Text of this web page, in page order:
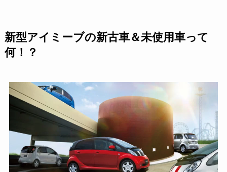
新型アイミーブの新古車＆未使用車って
何！？